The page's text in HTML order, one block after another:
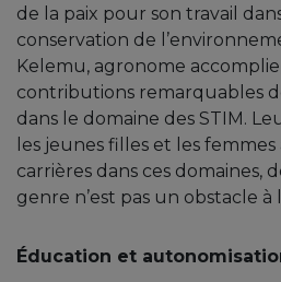
de la paix pour son travail
conservation de
Kelemu, agronome
contributions remarquables
dans le domaine des STIM.
les jeunes filles et les
carrières dans ces domaines,
genre n’est pas un obstacle à
Éducation et